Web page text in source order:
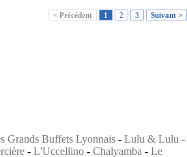
< Précédent 1 2 3 Suivant >
Grands Buffets Lyonnais - Lulu & Lulu -
- L'Uccellino - Chalyamba - Le